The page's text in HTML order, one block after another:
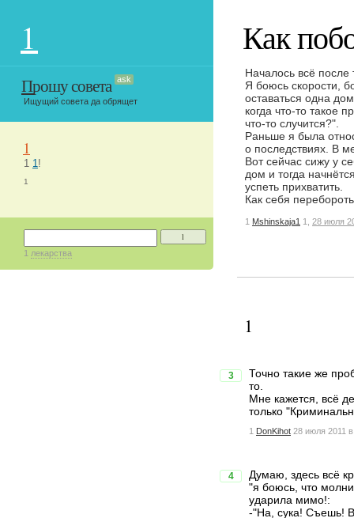
1
Прошу совета ask
Ищущий совета да обрящет
1
1 1!
1
1
1 лекарства
Как
Началось всё после
Я боюсь скорости,
оставаться одна
когда что-то такое
что-то случится?".
Раньше я была
о последствиях. В
Вот сейчас сижу у
дом и тогда
успеть прихватить.
Как себя
1 Mshinskaja1 1, 28 июля
1
3
Точно такие же
то.
Мне кажется, всё
только
1 DonKihot 28 июля 2011
4
Думаю, здесь всё
"я боюсь, что
ударила мимо!:
-"На, сука! Съешь!